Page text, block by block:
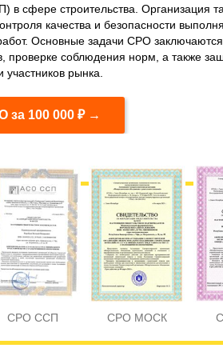
в сфере строительства. Организация
качества и безопасности
Основные задачи СРО
проверке соблюдения норм, а также
участников рынка.
за 100 000 ₽ →
СРО ССП СРО МОСК